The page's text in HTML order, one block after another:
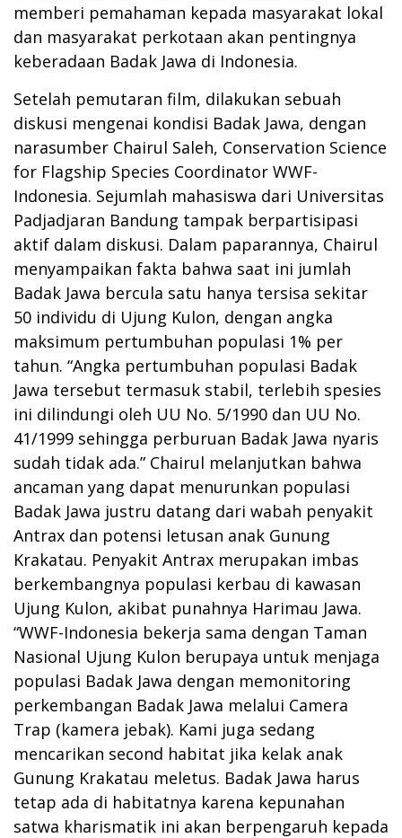
memberi pemahaman kepada masyarakat lokal
dan masyarakat perkotaan akan pentingnya
keberadaan Badak Jawa di Indonesia.
Setelah pemutaran film, dilakukan sebuah
diskusi mengenai kondisi Badak Jawa, dengan
narasumber Chairul Saleh, Conservation Science
for Flagship Species Coordinator WWF-
Indonesia. Sejumlah mahasiswa dari Universitas
Padjadjaran Bandung tampak berpartisipasi
aktif dalam diskusi. Dalam paparannya, Chairul
menyampaikan fakta bahwa saat ini jumlah
Badak Jawa bercula satu hanya tersisa sekitar
50 individu di Ujung Kulon, dengan angka
maksimum pertumbuhan populasi 1% per
tahun. “Angka pertumbuhan populasi Badak
Jawa tersebut termasuk stabil, terlebih spesies
ini dilindungi oleh UU No. 5/1990 dan UU No.
41/1999 sehingga perburuan Badak Jawa nyaris
sudah tidak ada.” Chairul melanjutkan bahwa
ancaman yang dapat menurunkan populasi
Badak Jawa justru datang dari wabah penyakit
Antrax dan potensi letusan anak Gunung
Krakatau. Penyakit Antrax merupakan imbas
berkembangnya populasi kerbau di kawasan
Ujung Kulon, akibat punahnya Harimau Jawa.
“WWF-Indonesia bekerja sama dengan Taman
Nasional Ujung Kulon berupaya untuk menjaga
populasi Badak Jawa dengan memonitoring
perkembangan Badak Jawa melalui Camera
Trap (kamera jebak). Kami juga sedang
mencarikan second habitat jika kelak anak
Gunung Krakatau meletus. Badak Jawa harus
tetap ada di habitatnya karena kepunahan
satwa kharismatik ini akan berpengaruh kepada